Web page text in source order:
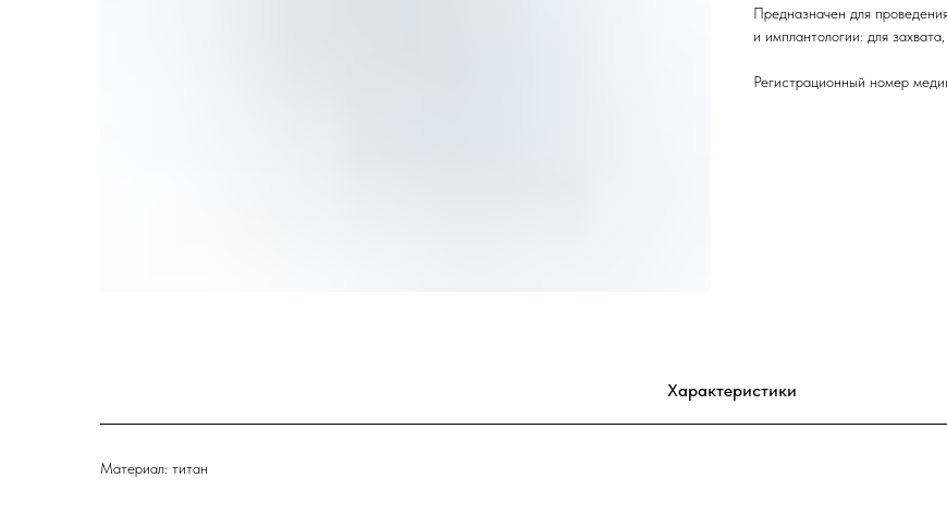
Предназначен для
и имплантологии: для
Регистрационный номер
Характеристики
Материал: титан